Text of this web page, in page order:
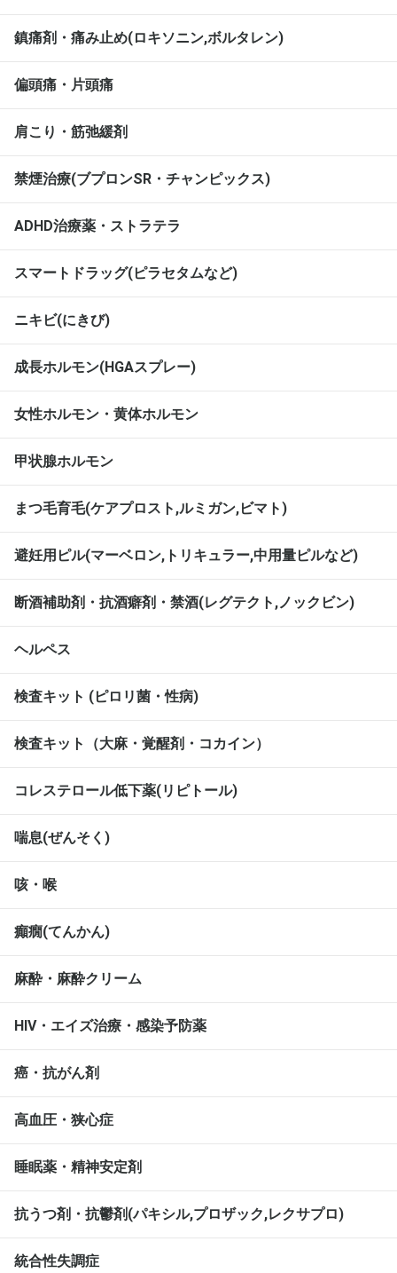
鎮痛剤・痛み止め(ロキソニン,ボルタレン)
偏頭痛・片頭痛
肩こり・筋弛緩剤
禁煙治療(ブプロンSR・チャンピックス)
ADHD治療薬・ストラテラ
スマートドラッグ(ピラセタムなど)
ニキビ(にきび)
成長ホルモン(HGAスプレー)
女性ホルモン・黄体ホルモン
甲状腺ホルモン
まつ毛育毛(ケアプロスト,ルミガン,ビマト)
避妊用ピル(マーベロン,トリキュラー,中用量ピルなど)
断酒補助剤・抗酒癖剤・禁酒(レグテクト,ノックビン)
ヘルペス
検査キット (ピロリ菌・性病)
検査キット（大麻・覚醒剤・コカイン）
コレステロール低下薬(リピトール)
喘息(ぜんそく)
咳・喉
癲癇(てんかん)
麻酔・麻酔クリーム
HIV・エイズ治療・感染予防薬
癌・抗がん剤
高血圧・狭心症
睡眠薬・精神安定剤
抗うつ剤・抗鬱剤(パキシル,プロザック,レクサプロ)
統合性失調症